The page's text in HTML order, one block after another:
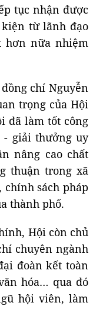
tục nhận được
từ lãnh đạo
hơn nữa nhiệm
đồng chí Nguyễn
trọng của Hội
đã làm tốt công
- giải thưởng uy
nâng cao chất
thuận trong xã
sách pháp
thành phố.
Hội còn chủ
chuyên ngành
đoàn kết toàn
hóa… qua đó
hội viên, làm